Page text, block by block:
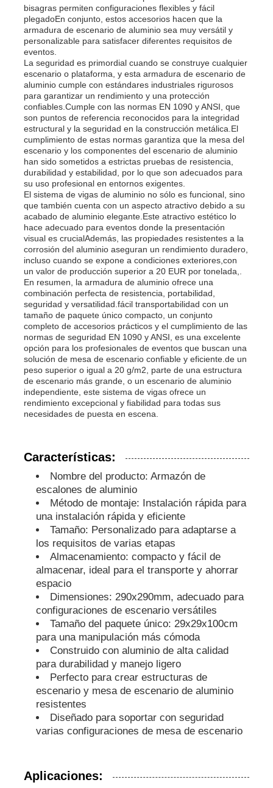
Truss de escenario de aluminio
braguero de aluminio de la espita
Tornillo de aluminio para armazón cuadrado
Sistema de tramos de aluminio
Plataforma de escenario de aluminio
Envases de capas
Barreras de la Multitud
Trase de iluminación para conciertos
En el caso de las pantallas LED
Caso de vuelo
Clampada para iluminación de escenario
Torre de elevación
Cercha circular
equipo de escenario usado
bisagras permiten configuraciones flexibles y fácil
plegadoEn conjunto, estos accesorios hacen que la
armadura de escenario de aluminio sea muy versátil y
personalizable para satisfacer diferentes requisitos de
eventos.
La seguridad es primordial cuando se construye cualquier
escenario o plataforma, y esta armadura de escenario de
aluminio cumple con estándares industriales rigurosos
para garantizar un rendimiento y una protección
confiables.Cumple con las normas EN 1090 y ANSI, que
son puntos de referencia reconocidos para la integridad
estructural y la seguridad en la construcción metálica.El
cumplimiento de estas normas garantiza que la mesa del
escenario y los componentes del escenario de aluminio
han sido sometidos a estrictas pruebas de resistencia,
durabilidad y estabilidad, por lo que son adecuados para
su uso profesional en entornos exigentes.
El sistema de vigas de aluminio no sólo es funcional, sino
que también cuenta con un aspecto atractivo debido a su
acabado de aluminio elegante.Este atractivo estético lo
hace adecuado para eventos donde la presentación
visual es crucialAdemás, las propiedades resistentes a la
corrosión del aluminio aseguran un rendimiento duradero,
incluso cuando se expone a condiciones exteriores,con
un valor de producción superior a 20 EUR por tonelada,.
En resumen, la armadura de aluminio ofrece una
combinación perfecta de resistencia, portabilidad,
seguridad y versatilidad.fácil transportabilidad con un
tamaño de paquete único compacto, un conjunto
completo de accesorios prácticos y el cumplimiento de las
normas de seguridad EN 1090 y ANSI, es una excelente
opción para los profesionales de eventos que buscan una
solución de mesa de escenario confiable y eficiente.de un
peso superior o igual a 20 g/m2, parte de una estructura
de escenario más grande, o un escenario de aluminio
independiente, este sistema de vigas ofrece un
rendimiento excepcional y fiabilidad para todas sus
necesidades de puesta en escena.
Características:
Nombre del producto: Armazón de
escalones de aluminio
Método de montaje: Instalación rápida para
una instalación rápida y eficiente
Tamaño: Personalizado para adaptarse a
los requisitos de varias etapas
Almacenamiento: compacto y fácil de
almacenar, ideal para el transporte y ahorrar
espacio
Dimensiones: 290x290mm, adecuado para
configuraciones de escenario versátiles
Tamaño del paquete único: 29x29x100cm
para una manipulación más cómoda
Construido con aluminio de alta calidad
para durabilidad y manejo ligero
Perfecto para crear estructuras de
escenario y mesa de escenario de aluminio
resistentes
Diseñado para soportar con seguridad
varias configuraciones de mesa de escenario
Aplicaciones: